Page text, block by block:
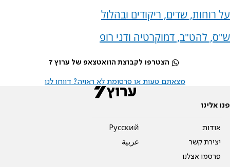
על רוחות, שדים, ריקודים ובהלול
ש"ס, להט"ב, דמוקרטיה ודני רופ
הצטרפו לקבוצת הוואטצאפ של ערוץ 7
מצאתם טעות או פרסומת לא ראויה? דווחו לנו
פנו אלינו
אודות
יצירת קשר
פרסמו אצלנו
Pусский
عربية